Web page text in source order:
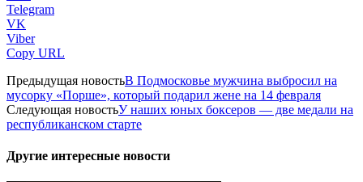
Telegram
VK
Viber
Copy URL
Предыдущая новостьВ Подмосковье мужчина выбросил на
мусорку «Порше», который подарил жене на 14 февраля
Следующая новостьУ наших юных боксеров — две медали на
республиканском старте
Другие интересные новости